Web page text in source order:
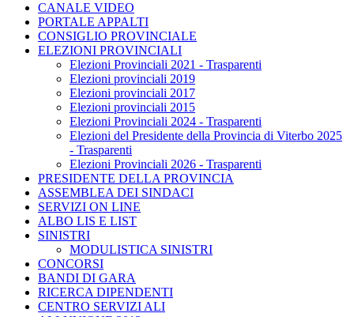
CANALE VIDEO
PORTALE APPALTI
CONSIGLIO PROVINCIALE
ELEZIONI PROVINCIALI
Elezioni Provinciali 2021 - Trasparenti
Elezioni provinciali 2019
Elezioni provinciali 2017
Elezioni provinciali 2015
Elezioni Provinciali 2024 - Trasparenti
Elezioni del Presidente della Provincia di Viterbo 2025
- Trasparenti
Elezioni Provinciali 2026 - Trasparenti
PRESIDENTE DELLA PROVINCIA
ASSEMBLEA DEI SINDACI
SERVIZI ON LINE
ALBO LIS E LIST
SINISTRI
MODULISTICA SINISTRI
CONCORSI
BANDI DI GARA
RICERCA DIPENDENTI
CENTRO SERVIZI ALI